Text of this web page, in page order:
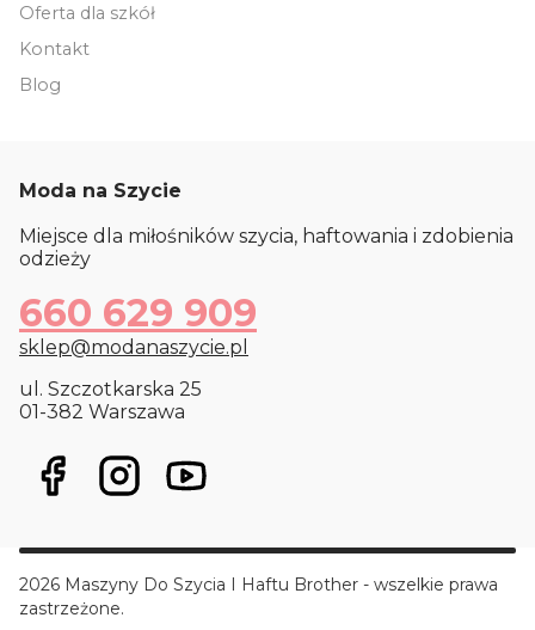
Oferta dla szkół
Kontakt
Blog
Moda na Szycie
Miejsce dla miłośników szycia, haftowania i zdobienia
odzieży
660 629 909
sklep@modanaszycie.pl
ul. Szczotkarska 25
01-382 Warszawa
2026 Maszyny Do Szycia I Haftu Brother - wszelkie prawa
zastrzeżone.